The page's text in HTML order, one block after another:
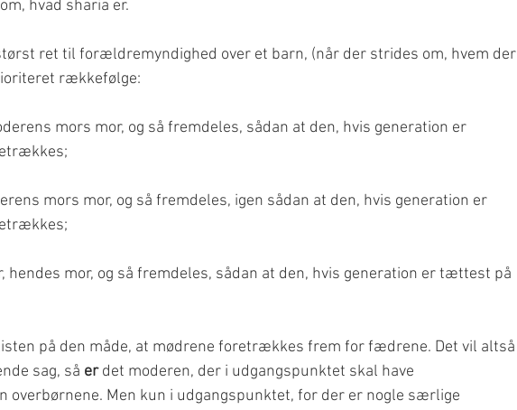
hvad sharia er.
ret til forældremyndighed over et barn, (når der strides om, hvem der
rækkefølge:
mors mor, og så fremdeles, sådan at den, hvis generation er
mors mor, og så fremdeles, igen sådan at den, hvis generation er
hendes mor, og så fremdeles, sådan at den, hvis generation er tættest på
på den måde, at mødrene foretrækkes frem for fædrene. Det vil altså
sag, så er det moderen, der i udgangspunktet skal have
Men kun i udgangspunktet, for der er nogle særlige